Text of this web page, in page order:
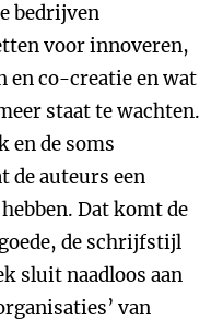
bedrijven
voor innoveren,
en co-creatie en wat
staat te wachten.
en de soms
de auteurs een
Dat komt de
de schrijfstijl
sluit naadloos aan
van